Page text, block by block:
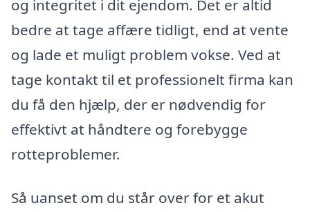
og integritet i dit ejendom. Det er altid
bedre at tage affære tidligt, end at vente
og lade et muligt problem vokse. Ved at
tage kontakt til et professionelt firma kan
du få den hjælp, der er nødvendig for
effektivt at håndtere og forebygge
rotteproblemer.
Så uanset om du står over for et akut